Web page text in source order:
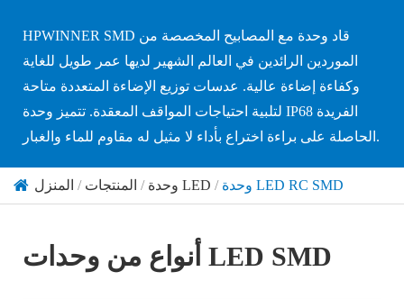
HPWINNER SMD قاد وحدة مع المصابيح المخصصة من
الموردين الرائدين في العالم الشهير لديها عمر طويل للغاية
وكفاءة إضاءة عالية. عدسات توزيع الإضاءة المتعددة متاحة
لتلبية احتياجات المواقف المعقدة. تتميز وحدة IP68 الفريدة
الحاصلة على براءة اختراع بأداء لا مثيل له مقاوم للماء والغبار.
المنزل المنتجات وحدة LED وحدة LED RC SMD
أنواع من وحدات LED SMD